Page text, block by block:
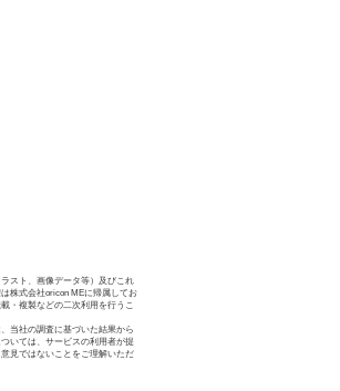
スト、画像データ等）及びこれ
株式会社oricon MEに帰属してお
・複製などの二次利用を行うこ
当社の調査に基づいた結果から
いては、サービスの利用者が提
見ではないことをご理解いただ